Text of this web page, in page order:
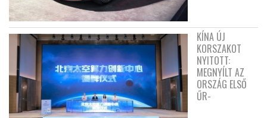
KÍNA ÚJ
KORSZAKOT
NYITOTT:
MEGNYÍLT AZ
ORSZÁG ELSŐ
ŰR-